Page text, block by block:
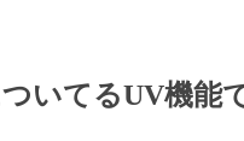
いてるUV機能